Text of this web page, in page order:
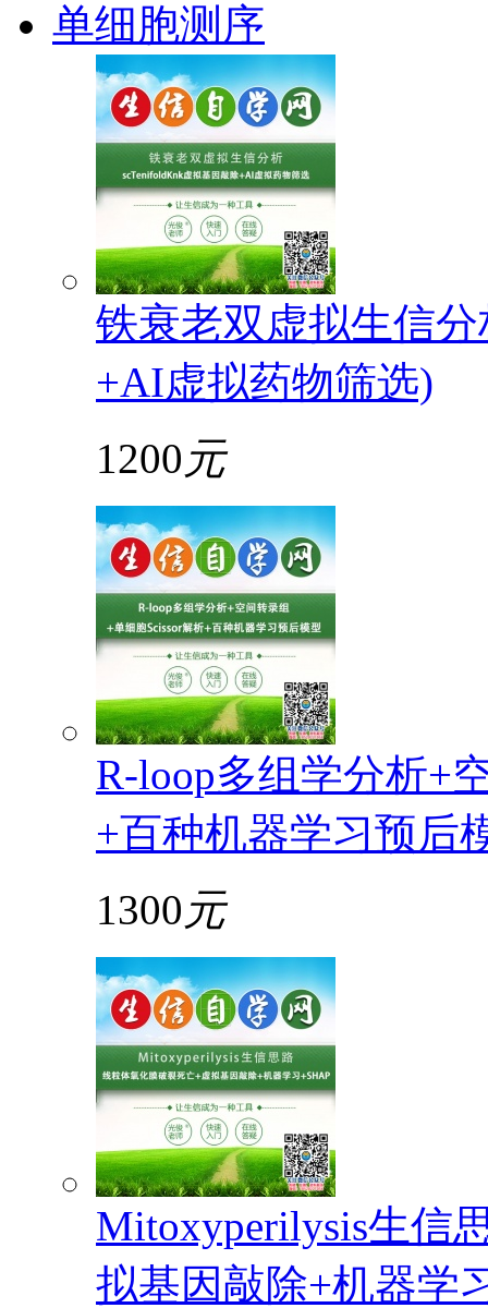
单细胞测序
铁衰老双虚拟生信
+AI虚拟药物筛选)
1200 元
R-loop多组学分析+
+百种机器学习预后
1300 元
Mitoxyperilysis生信
拟基因敲除+机器学